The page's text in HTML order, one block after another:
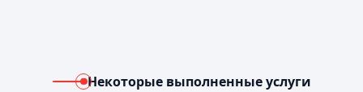
Некоторые выполненные услуги